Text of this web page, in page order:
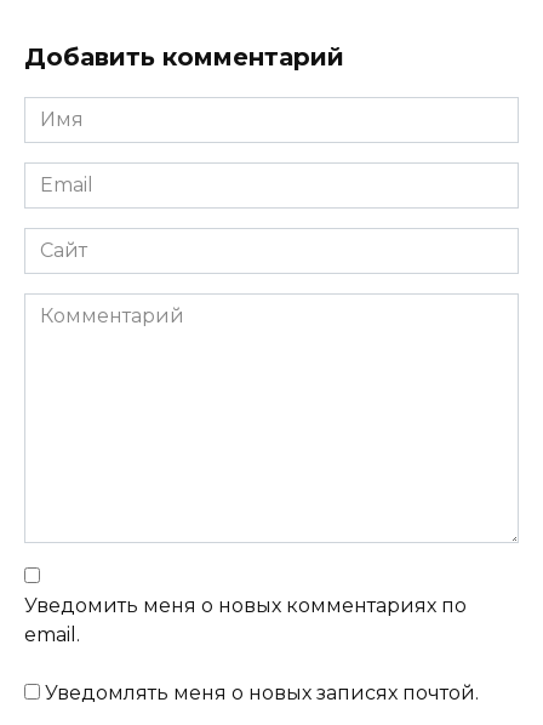
Добавить комментарий
Имя
Email
Сайт
Комментарий
Уведомить меня о новых комментариях по
email.
Уведомлять меня о новых записях почтой.